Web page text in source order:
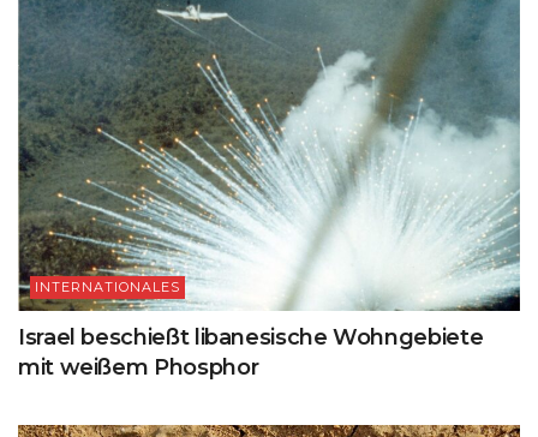
INTERNATIONALES
Israel beschießt libanesische Wohngebiete
mit weißem Phosphor